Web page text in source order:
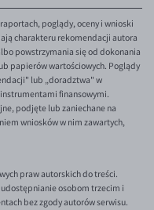
poglądy, oceny i wnioski
charakteru rekomendacji autora
powstrzymania się od dokonania
papierów wartościowych. Poglądy
lub „doradztwa" w
finansowymi.
podjęte lub zaniechane na
wniosków w nim zawartych,
praw autorskich do treści.
osobom trzecim i
bez zgody autorów serwisu.